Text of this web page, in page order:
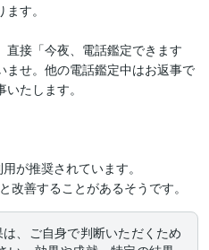
す。
接「今夜、電話鑑定できます
せ。他の電話鑑定中はお返事で
いたします。
が推奨されています。
、ご自身で判断いただくため